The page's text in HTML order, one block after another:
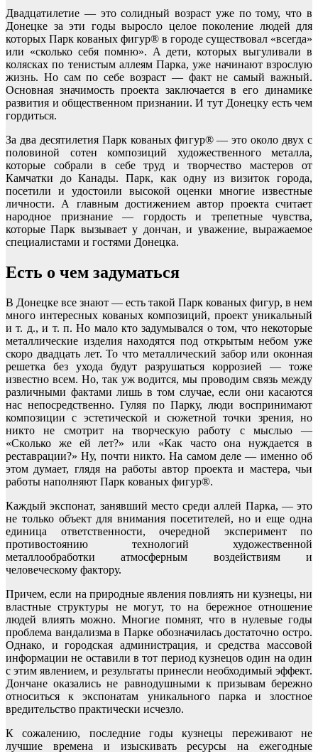
Двадцатилетие — это солидный возраст уже по тому, что в
Донецке за эти годы выросло целое поколение людей для
которых Парк кованых фигур® в городе существовал «всегда»
или «сколько себя помню». А дети, которых выгуливали в
колясках по тенистым аллеям Парка, уже начинают взрослую
жизнь. Но сам по себе возраст — факт не самый важный.
Основная значимость проекта заключается в его динамике
развития и общественном признании. И тут Донецку есть чем
гордиться.
За два десятилетия Парк кованых фигур® — это около двух с
половиной сотен композиций художественного металла,
которые собрали в себе труд и творчество мастеров от
Камчатки до Канады. Парк, как одну из визиток города,
посетили и удостоили высокой оценки многие известные
личности. А главным достижением автор проекта считает
народное признание — гордость и трепетные чувства,
которые Парк вызывает у дончан, и уважение, выражаемое
специалистами и гостями Донецка.
Есть о чем задуматься
В Донецке все знают — есть такой Парк кованых фигур, в нем
много интересных кованых композиций, проект уникальный
и т. д., и т. п. Но мало кто задумывался о том, что некоторые
металлические изделия находятся под открытым небом уже
скоро двадцать лет. То что металлический забор или оконная
решетка без ухода будут разрушаться коррозией — тоже
известно всем. Но, так уж водится, мы проводим связь между
различными фактами лишь в том случае, если они касаются
нас непосредственно. Гуляя по Парку, люди воспринимают
композиции с эстетической и сюжетной точки зрения, но
никто не смотрит на творческую работу с мыслью —
«Сколько же ей лет?» или «Как часто она нуждается в
реставрации?» Ну, почти никто. На самом деле — именно об
этом думает, глядя на работы автор проекта и мастера, чьи
работы наполняют Парк кованых фигур®.
Каждый экспонат, занявший место среди аллей Парка, — это
не только объект для внимания посетителей, но и еще одна
единица ответственности, очередной эксперимент по
противостоянию технологий художественной
металлообработки атмосферным воздействиям и
человеческому фактору.
Причем, если на природные явления повлиять ни кузнецы, ни
властные структуры не могут, то на бережное отношение
людей влиять можно. Многие помнят, что в нулевые годы
проблема вандализма в Парке обозначилась достаточно остро.
Однако, и городская администрация, и средства массовой
информации не оставили в тот период кузнецов один на один
с этим явлением, и результаты принесли необходимый эффект.
Дончане оказались не равнодушными к призывам бережно
относиться к экспонатам уникального парка и злостное
вредительство практически исчезло.
К сожалению, последние годы кузнецы переживают не
лучшие времена и изыскивать ресурсы на ежегодные